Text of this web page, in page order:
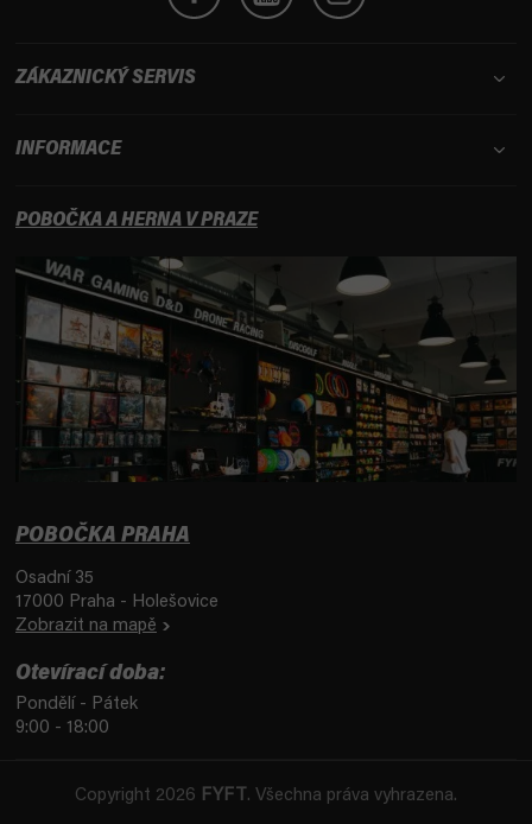
ZÁKAZNICKÝ SERVIS
INFORMACE
POBOČKA A HERNA V PRAZE
POBOČKA PRAHA
Osadní 35
17000 Praha - Holešovice
Zobrazit na mapě
Otevírací doba:
Pondělí - Pátek
9:00 - 18:00
Copyright 2026 FYFT . Všechna práva vyhrazena.